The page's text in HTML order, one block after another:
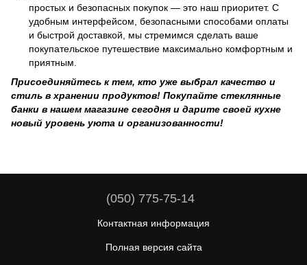
простых и безопасных покупок — это наш приоритет. С
удобным интерфейсом, безопасными способами оплаты
и быстрой доставкой, мы стремимся сделать ваше
покупательское путешествие максимально комфортным и
приятным.
Присоединяйтесь к тем, кто уже выбрал качество и
стиль в хранении продуктов! Покупайте стеклянные
банки в нашем магазине сегодня и дарите своей кухне
новый уровень уюта и организованности!
(050) 775-75-14
Контактная информация
Полная версия сайта